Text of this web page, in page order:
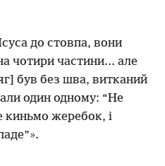
до стовпа, вони
чотири частини... але
був без шва, витканий
один одному: “Не
киньмо жеребок, і